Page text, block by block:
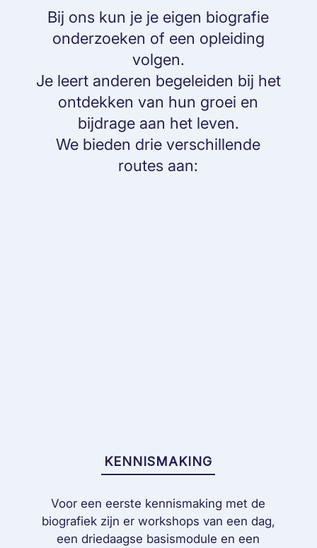
Bij ons kun je je eigen biografie
onderzoeken of een opleiding
volgen.
Je leert anderen begeleiden bij het
ontdekken van hun groei en
bijdrage aan het leven.
We bieden drie verschillende
routes aan:
KENNISMAKING
Voor een eerste kennismaking met de
biografiek zijn er workshops van een dag,
een driedaagse basismodule en een